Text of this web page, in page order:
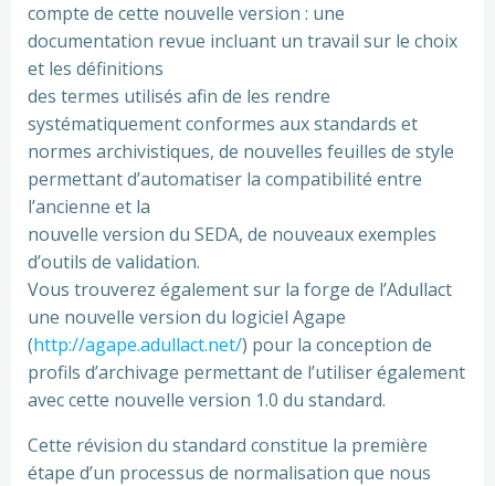
compte de cette nouvelle version : une
documentation revue incluant un travail sur le choix
et les définitions
des termes utilisés afin de les rendre
systématiquement conformes aux standards et
normes archivistiques, de nouvelles feuilles de style
permettant d’automatiser la compatibilité entre
l’ancienne et la
nouvelle version du SEDA, de nouveaux exemples
d’outils de validation.
Vous trouverez également sur la forge de l’Adullact
une nouvelle version du logiciel Agape
(http://agape.adullact.net/) pour la conception de
profils d’archivage permettant de l’utiliser également
avec cette nouvelle version 1.0 du standard.
Cette révision du standard constitue la première
étape d’un processus de normalisation que nous